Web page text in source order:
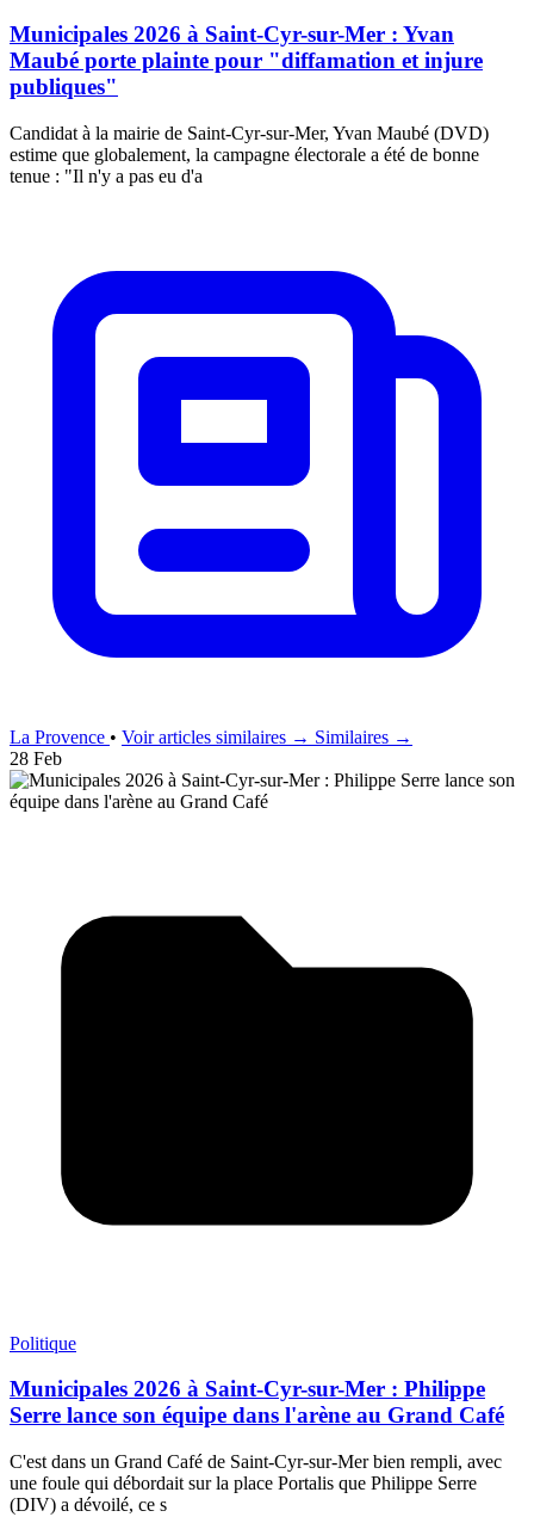
Municipales 2026 à Saint-Cyr-sur-Mer : Yvan
Maubé porte plainte pour "diffamation et injure
publiques"
Candidat à la mairie de Saint-Cyr-sur-Mer, Yvan Maubé (DVD)
estime que globalement, la campagne électorale a été de bonne
tenue : "Il n'y a pas eu d'a
La Provence • Voir articles similaires → Similaires →
28 Feb
Politique
Municipales 2026 à Saint-Cyr-sur-Mer : Philippe
Serre lance son équipe dans l'arène au Grand Café
C'est dans un Grand Café de Saint-Cyr-sur-Mer bien rempli, avec
une foule qui débordait sur la place Portalis que Philippe Serre
(DIV) a dévoilé, ce s